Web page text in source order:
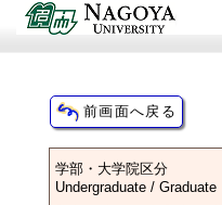
学部・大学院区分
Undergraduate / Graduate